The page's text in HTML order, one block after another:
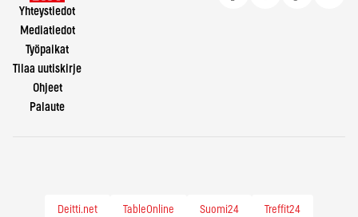
Yhteystiedot
Mediatiedot
Työpaikat
Tilaa uutiskirje
Ohjeet
Palaute
Deitti.net TableOnline Suomi24 Treffit24